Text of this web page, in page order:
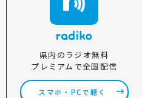
県内のラジオ無料
プレミアムで全国配信
スマホ・PCで聴く